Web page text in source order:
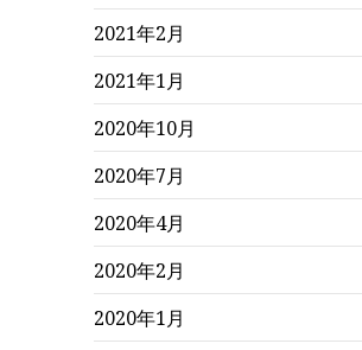
2021年2月
2021年1月
2020年10月
2020年7月
2020年4月
2020年2月
2020年1月